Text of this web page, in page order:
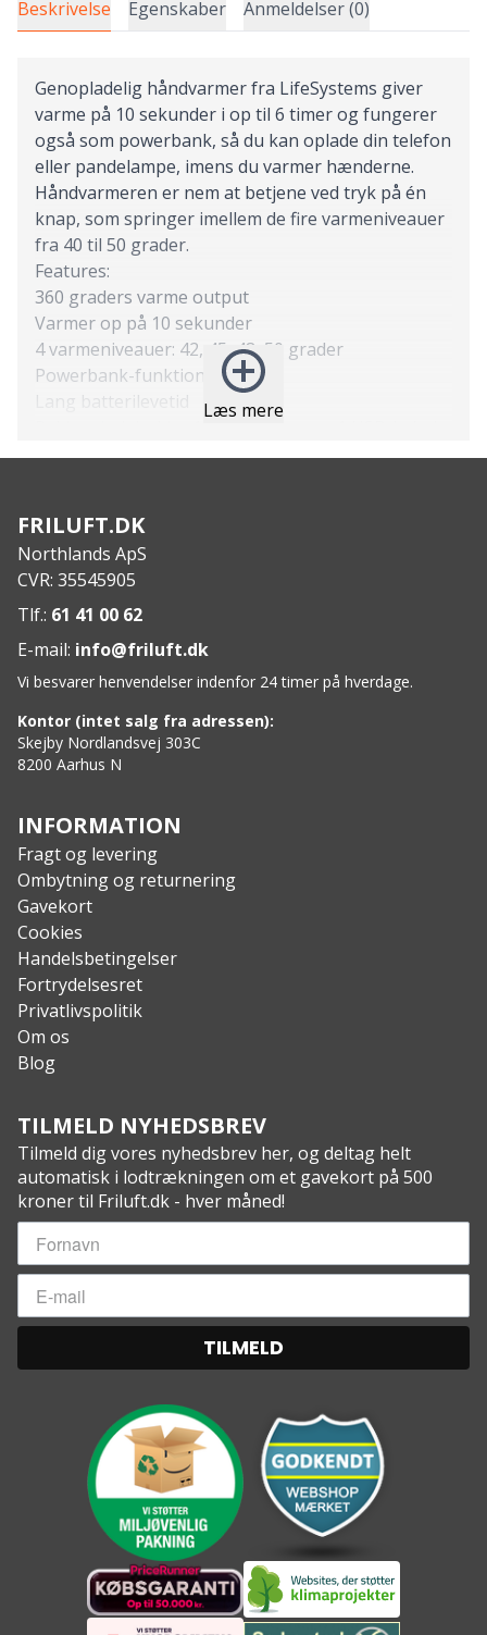
Beskrivelse Egenskaber Anmeldelser (0)
Læs mere
Genopladelig håndvarmer fra LifeSystems giver
varme på 10 sekunder i op til 6 timer og fungerer
også som powerbank, så du kan oplade din telefon
eller pandelampe, imens du varmer hænderne.
Håndvarmeren er nem at betjene ved tryk på én
knap, som springer imellem de fire varmeniveauer
fra 40 til 50 grader.
Features:
360 graders varme output
Varmer op på 10 sekunder
4 varmeniveauer: 42, 45, 48, 50 grader
Powerbank-funktion
Lang batterilevetid
Specs:
Batteri: 18650 Li-ion 5200 mAh
FRILUFT.DK
Northlands ApS
CVR: 35545905
Tlf.: 61 41 00 62
E-mail: info@friluft.dk
Vi besvarer henvendelser indenfor 24 timer på hverdage.
Kontor (intet salg fra adressen):
Skejby Nordlandsvej 303C
8200 Aarhus N
INFORMATION
Fragt og levering
Ombytning og returnering
Gavekort
Cookies
Handelsbetingelser
Fortrydelsesret
Privatlivspolitik
Om os
Blog
TILMELD NYHEDSBREV
Tilmeld dig vores nyhedsbrev her, og deltag helt
automatisk i lodtrækningen om et gavekort på 500
kroner til Friluft.dk - hver måned!
TILMELD